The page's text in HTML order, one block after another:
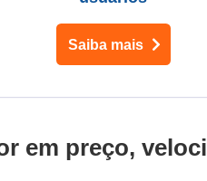
Saiba mais
em preço,